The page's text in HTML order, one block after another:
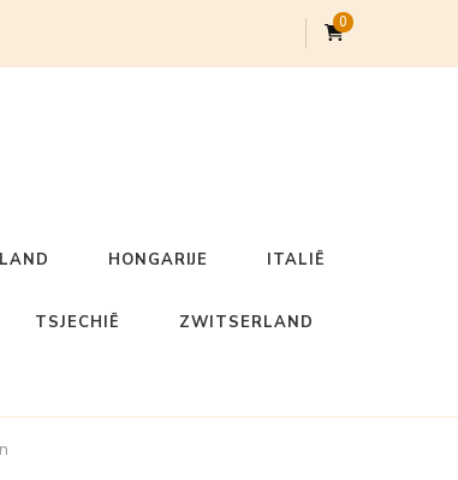
0
HONGARIJE ITALIË
TSJECHIË ZWITSERLAND